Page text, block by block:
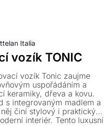
Italia
vozík TONIC
vozík Tonic zaujme
uspořádáním a
keramiky, dřeva a kovu.
s integrovaným madlem a
činí stylový i praktický
interiér. Tento luxusní